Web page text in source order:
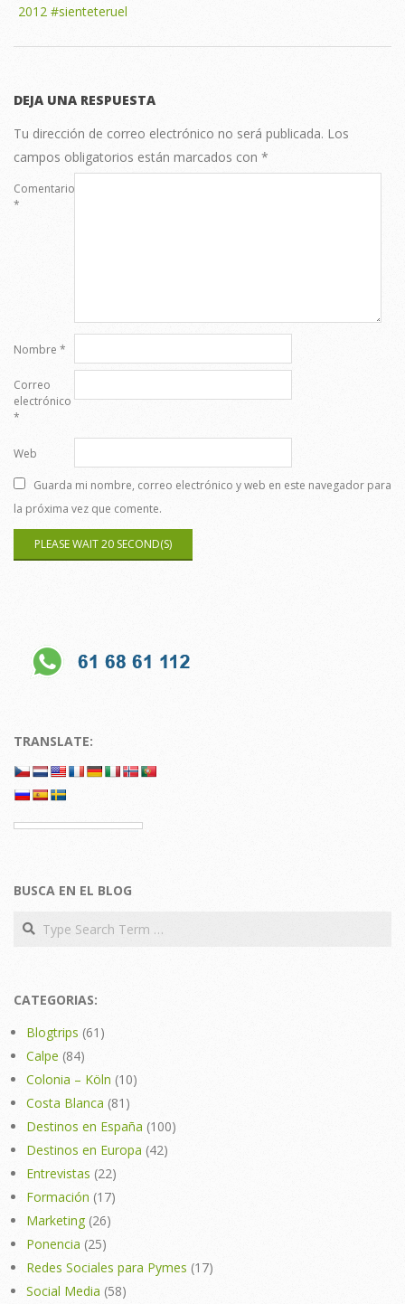
2012 #sienteteruel
DEJA UNA RESPUESTA
Tu dirección de correo electrónico no será publicada. Los
campos obligatorios están marcados con *
Comentario
*
Nombre *
Correo
electrónico
*
Web
Guarda mi nombre, correo electrónico y web en este navegador para
la próxima vez que comente.
TRANSLATE:
BUSCA EN EL BLOG
Search
CATEGORIAS:
Blogtrips (61)
Calpe (84)
Colonia – Köln (10)
Costa Blanca (81)
Destinos en España (100)
Destinos en Europa (42)
Entrevistas (22)
Formación (17)
Marketing (26)
Ponencia (25)
Redes Sociales para Pymes (17)
Social Media (58)